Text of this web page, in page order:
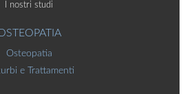
I nostri studi
Osteopatia
e Trattamenti